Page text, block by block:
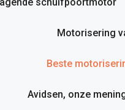
Motorisering
Beste
Avidsen, onze